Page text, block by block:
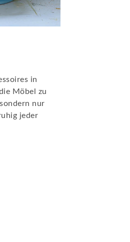
in
Möbel zu
nur
jeder